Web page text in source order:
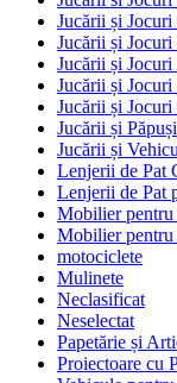
Jucării și
Jucării și Jocuri
Jucării și
Jucării și Jocuri
Jucării și
Jucării și Păpuși
Jucării și
Lenjerii de Pat
Lenjerii de Pat
Mobilier pentru
Mobilier
motociclete
Mulinete
Neclasificat
Neselectat
Papetărie și
Proiectoare cu